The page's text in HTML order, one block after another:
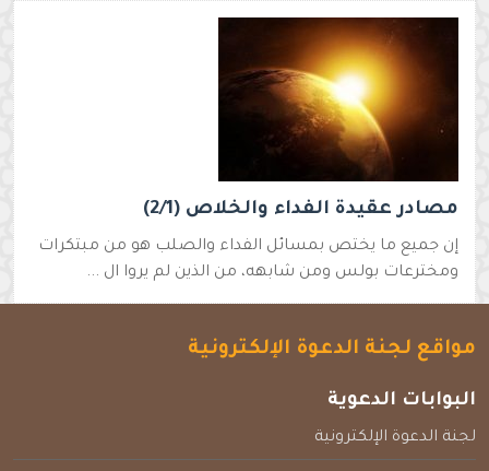
مصادر عقيدة الفداء والخلاص (2/1)
إن جميع ما يختص بمسائل الفداء والصلب هو من مبتكرات
ومخترعات بولس ومن شابهه، من الذين لم يروا ال ...
مواقع لجنة الدعوة الإلكترونية
البوابات الدعوية
لجنة الدعوة الإلكترونية